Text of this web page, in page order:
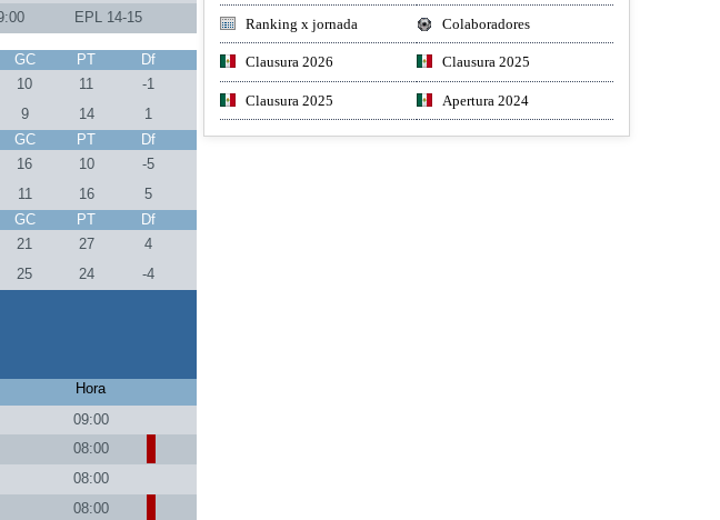
EPL 14-15
GC PT
Df
10 11
-1
9 14
1
GC PT
Df
16 10
-5
11 16
5
GC PT
Df
21 27
4
25 24 -4
Hora
09:00
08:00
08:00
08:00
Ranking x jornada Colaboradores
Clausura 2026 Clausura 2025
Clausura 2025 Apertura 2024